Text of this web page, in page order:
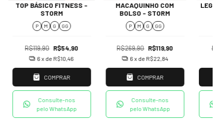
TOP BÁSICO FITNESS -
STORM
P M G GG
R$119,90 R$54,90
6x de R$10,46
COMPRAR
Consulte-nos
pelo WhatsApp
MACAQUINHO COM
BOLSO - STORM
P M G GG
R$269,90 R$119,90
6x de R$22,84
COMPRAR
Consulte-nos
pelo WhatsApp